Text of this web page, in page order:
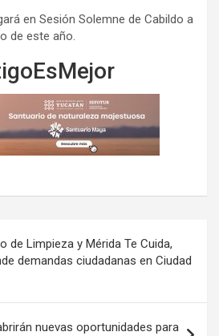
en Sesión Solemne de Cabildo a
de este año.
de Limpieza y Mérida Te Cuida,
demandas ciudadanas en Ciudad
nuevas oportunidades para